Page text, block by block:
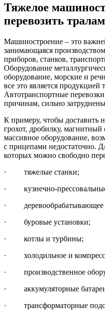
Тяжелое
перевозить
Машиностроение – это
занимающаяся
приборов, станков,
Оборудование
оборудование, морские и
все это является
Автотранспортные
причинам, сильно
К примеру, чтобы доставить
грохот, дробилку, магнитный
массивное оборудование,
с прицепами недостаточно.
которых можно свободно
· тяжелые станки;
· кузнечно-
· деревообрабатывающее
· буровые установки;
· котлы и турбины;
· холодильное и
· производственное
· аккумуляторные
· трансформаторные